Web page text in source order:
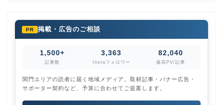
PR 掲載・広告のご相談
1,500+
記事数
3,363
Instaフォロワー
82,040
最高PV/記事
関門エリアの読者に届く地域メディア。取材記事・バナー広告・
サポーター契約など、予算に合わせてご提案します。